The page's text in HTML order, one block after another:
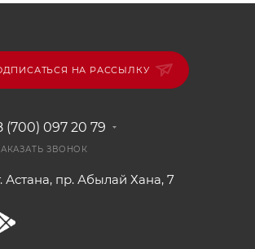
НА РАССЫЛКУ
(700) 097 20 79
ЗВОНОК
Астана, пр. Абылай Хана, 7